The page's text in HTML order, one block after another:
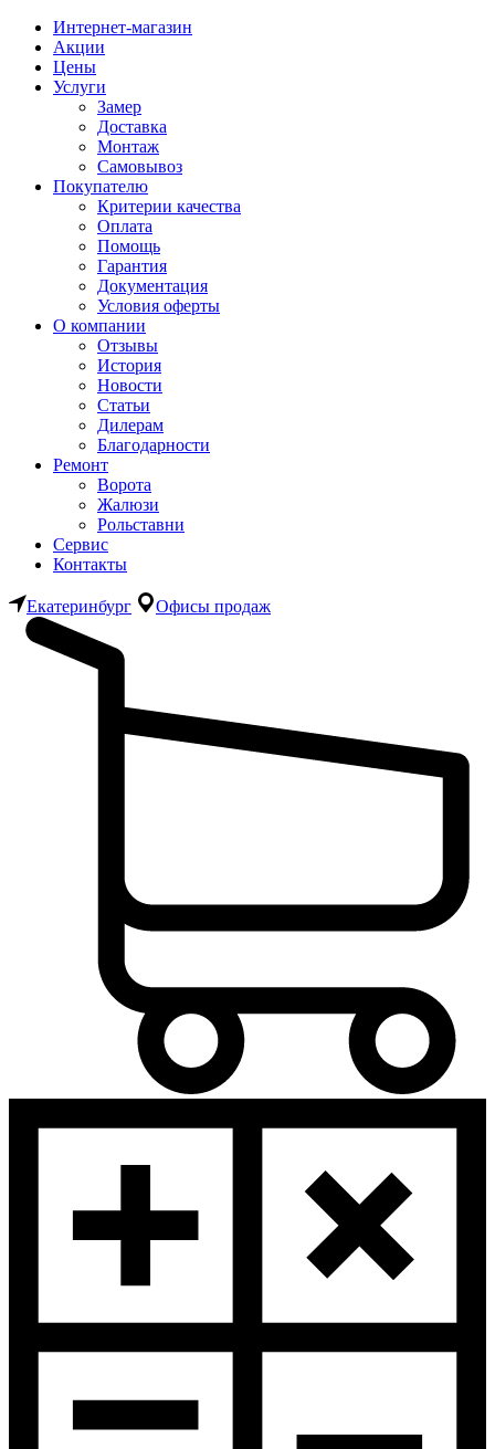
Интернет-магазин
Акции
Цены
Услуги
Замер
Доставка
Монтаж
Самовывоз
Покупателю
Критерии качества
Оплата
Помощь
Гарантия
Документация
Условия оферты
О компании
Отзывы
История
Новости
Статьи
Дилерам
Благодарности
Ремонт
Ворота
Жалюзи
Рольставни
Сервис
Контакты
Екатеринбург Офисы продаж